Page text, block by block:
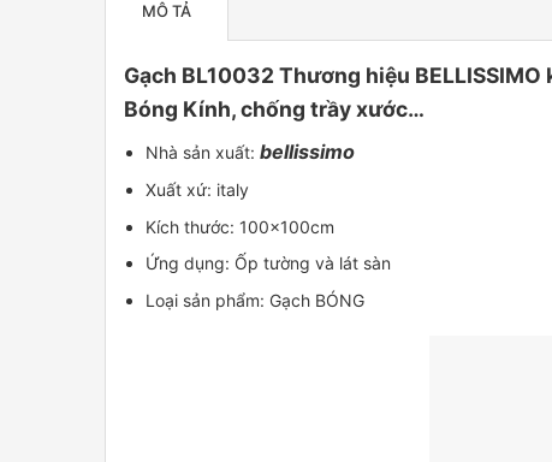
MÔ TẢ
Gạch BL10032 Thương hiệu
Bóng Kính, chống trầy xước…
Nhà sản xuất:bellissimo
Xuất xứ: italy
Kích thước: 100x100cm
Ứng dụng: Ốp tường và lát sàn
Loại sản phẩm: Gạch BÓNG